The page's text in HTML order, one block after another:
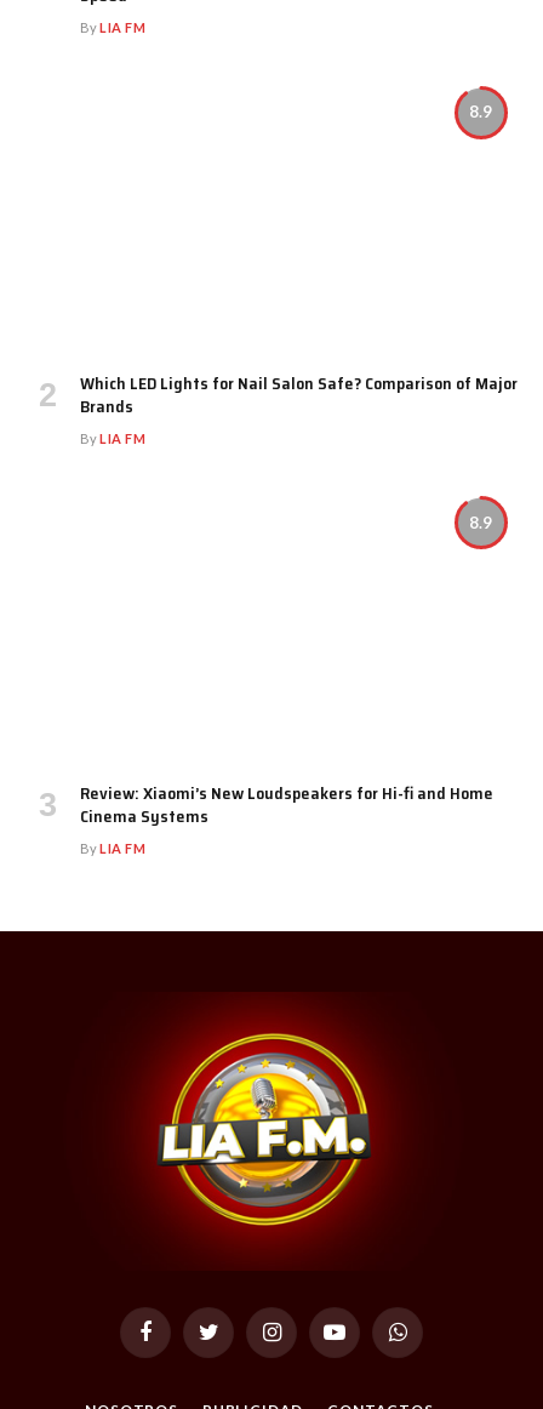
ByLIA FM
8.9
Which LED Lights for Nail Salon Safe? Comparison of Major
Brands
ByLIA FM
8.9
Review: Xiaomi’s New Loudspeakers for Hi-fi and Home
Cinema Systems
ByLIA FM
FacebookTwitter InstagramYouTubeWhatsApp